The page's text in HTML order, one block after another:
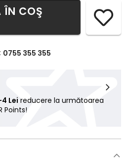
ÎN COŞ
0755 355 355
Lei reducere la următoarea
Points!